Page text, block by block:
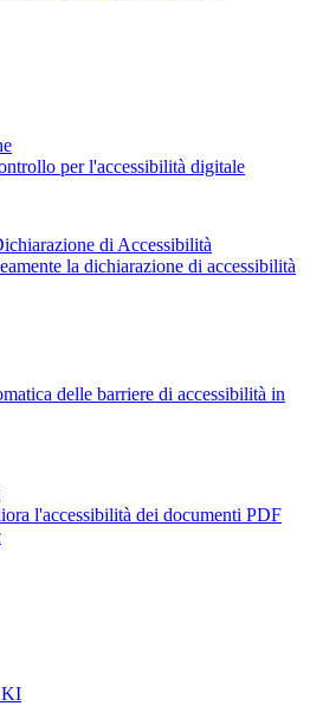
per l'accessibilità digitale
di Accessibilità
la dichiarazione di accessibilità
delle barriere di accessibilità in
l'accessibilità dei documenti PDF
KI